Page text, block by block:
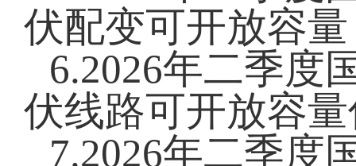
伏配变可开放容量
6.2026年二季度
伏线路可开放容
7.2026年二季度